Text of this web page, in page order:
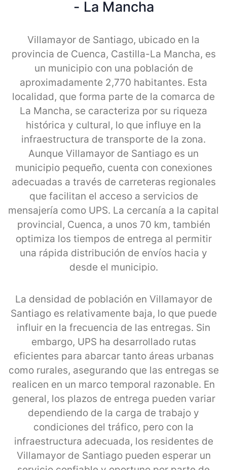
- La Mancha
Villamayor de Santiago, ubicado en la
provincia de Cuenca, Castilla-La Mancha, es
un municipio con una población de
aproximadamente 2,770 habitantes. Esta
localidad, que forma parte de la comarca de
La Mancha, se caracteriza por su riqueza
histórica y cultural, lo que influye en la
infraestructura de transporte de la zona.
Aunque Villamayor de Santiago es un
municipio pequeño, cuenta con conexiones
adecuadas a través de carreteras regionales
que facilitan el acceso a servicios de
mensajería como UPS. La cercanía a la capital
provincial, Cuenca, a unos 70 km, también
optimiza los tiempos de entrega al permitir
una rápida distribución de envíos hacia y
desde el municipio.
La densidad de población en Villamayor de
Santiago es relativamente baja, lo que puede
influir en la frecuencia de las entregas. Sin
embargo, UPS ha desarrollado rutas
eficientes para abarcar tanto áreas urbanas
como rurales, asegurando que las entregas se
realicen en un marco temporal razonable. En
general, los plazos de entrega pueden variar
dependiendo de la carga de trabajo y
condiciones del tráfico, pero con la
infraestructura adecuada, los residentes de
Villamayor de Santiago pueden esperar un